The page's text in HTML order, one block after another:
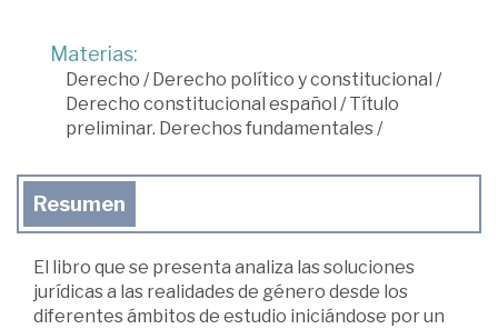
Materias:
Derecho /Derecho político y constitucional /
Derecho constitucional español /Título
preliminar. Derechos fundamentales/
Resumen
El libro que se presenta analiza las soluciones
jurídicas a las realidades de género desde los
diferentes ámbitos de estudio iniciándose por un